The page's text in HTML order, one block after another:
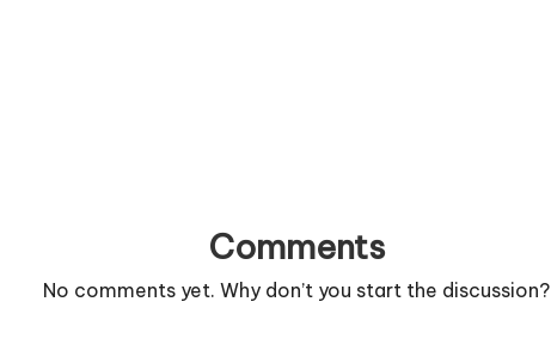
Comments
No comments yet. Why don’t you start the discussion?